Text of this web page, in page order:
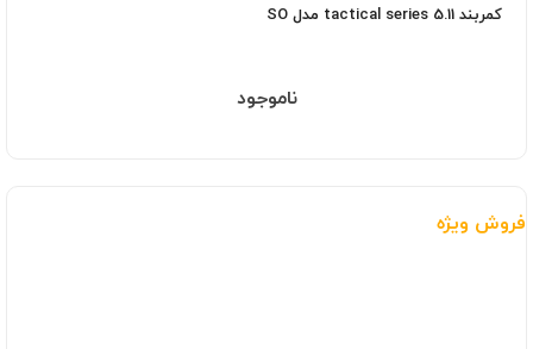
کمربند tactical series 5.11 مدل SO
ناموجود
فروش ویژه